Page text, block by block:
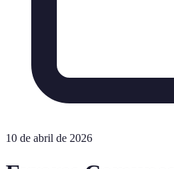
10 de abril de 2026